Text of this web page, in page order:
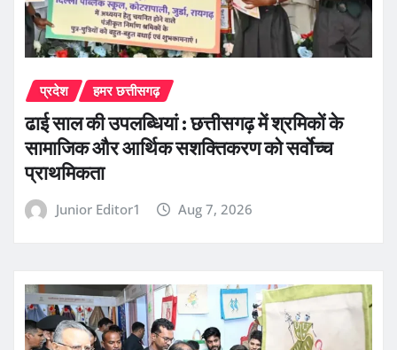
प्रदेश हमर छत्तीसगढ़
ढाई साल की उपलब्धियां : छत्तीसगढ़ में श्रमिकों के
सामाजिक और आर्थिक सशक्तिकरण को सर्वाेच्च
प्राथमिकता
Junior Editor1 Aug 7, 2026